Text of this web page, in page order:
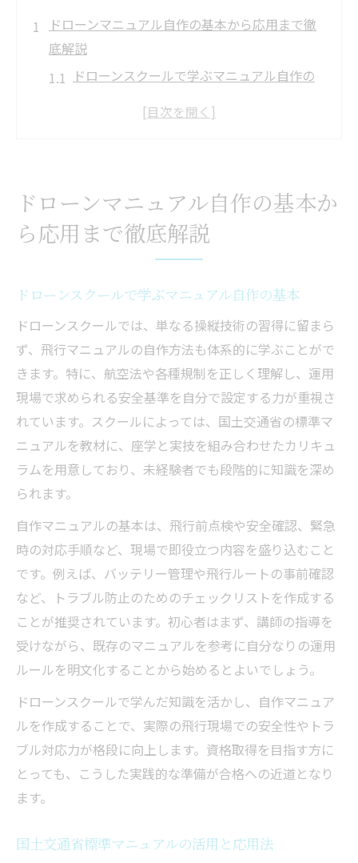
ドローンマニュアル自作の基本から応用まで徹
底解説
ドローンスクールで学ぶマニュアル自作の
飛行マニュアル自作例を参考にした実践術
航空局標準マニュアル02の理解と運用法
安全資格に導くドローンスクール活用術を学ぶ
を学ぶ
安全資格取得へ導く独自カリキュラムの選
び方
実践重視のスクールで得られる飛行マニュ
アル知識
ドローン飛行マニュアルの最新情報を活用
航空法規制対応力を強化するスクールの特
徴
独自マニュアル作成で航空法規制への対応力ア
ップ
ドローンスクールで学ぶ航空法規制対応の
基礎
独自マニュアルで法令違反を未然に防ぐポ
イント
国土交通省航空局標準マニュアルの活用事
例
飛行禁止区域の運用手順を明確化する方法
ハウ
ドローンマニュアル自作の基本か
ら応用まで徹底解説
ドローンスクールで学ぶマニュアル自作の基本
ドローンスクールでは、単なる操縦技術の習得に留まら
ず、飛行マニュアルの自作方法も体系的に学ぶことがで
きます。特に、航空法や各種規制を正しく理解し、運用
現場で求められる安全基準を自分で設定する力が重視さ
れています。スクールによっては、国土交通省の標準マ
ニュアルを教材に、座学と実技を組み合わせたカリキュ
ラムを用意しており、未経験者でも段階的に知識を深め
られます。
自作マニュアルの基本は、飛行前点検や安全確認、緊急
時の対応手順など、現場で即役立つ内容を盛り込むこと
です。例えば、バッテリー管理や飛行ルートの事前確認
など、トラブル防止のためのチェックリストを作成する
ことが推奨されています。初心者はまず、講師の指導を
受けながら、既存のマニュアルを参考に自分なりの運用
ルールを明文化することから始めるとよいでしょう。
ドローンスクールで学んだ知識を活かし、自作マニュア
ルを作成することで、実際の飛行現場での安全性やトラ
ブル対応力が格段に向上します。資格取得を目指す方に
とっても、こうした実践的な準備が合格への近道となり
ます。
国土交通省標準マニュアルの活用と応用法